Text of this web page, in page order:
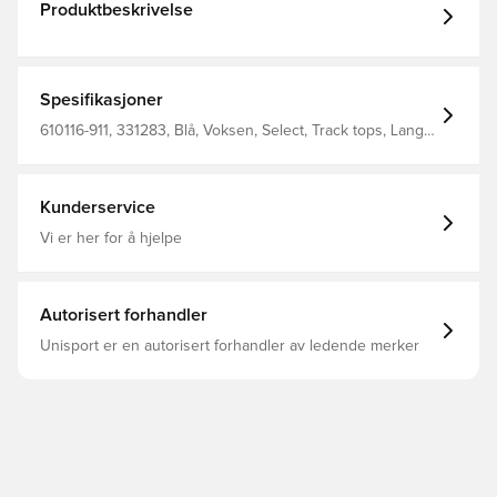
Produktbeskrivelse
Spesifikasjoner
610116-911, 331283, Blå, Voksen, Select, Track tops, Lange
Kunderservice
Vi er her for å hjelpe
Autorisert forhandler
Unisport er en autorisert forhandler av ledende merker